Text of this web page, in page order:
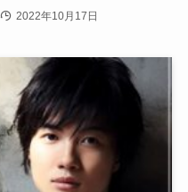
2022年10月17日